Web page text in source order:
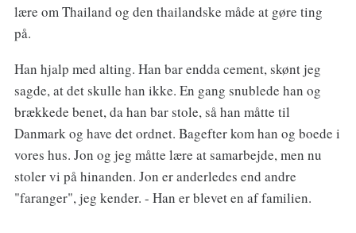
lære om Thailand og den thailandske måde at gøre ting
på.
Han hjalp med alting. Han bar endda cement, skønt jeg
sagde, at det skulle han ikke. En gang snublede han og
brækkede benet, da han bar stole, så han måtte til
Danmark og have det ordnet. Bagefter kom han og boede i
vores hus. Jon og jeg måtte lære at samarbejde, men nu
stoler vi på hinanden. Jon er anderledes end andre
"faranger", jeg kender. - Han er blevet en af familien.